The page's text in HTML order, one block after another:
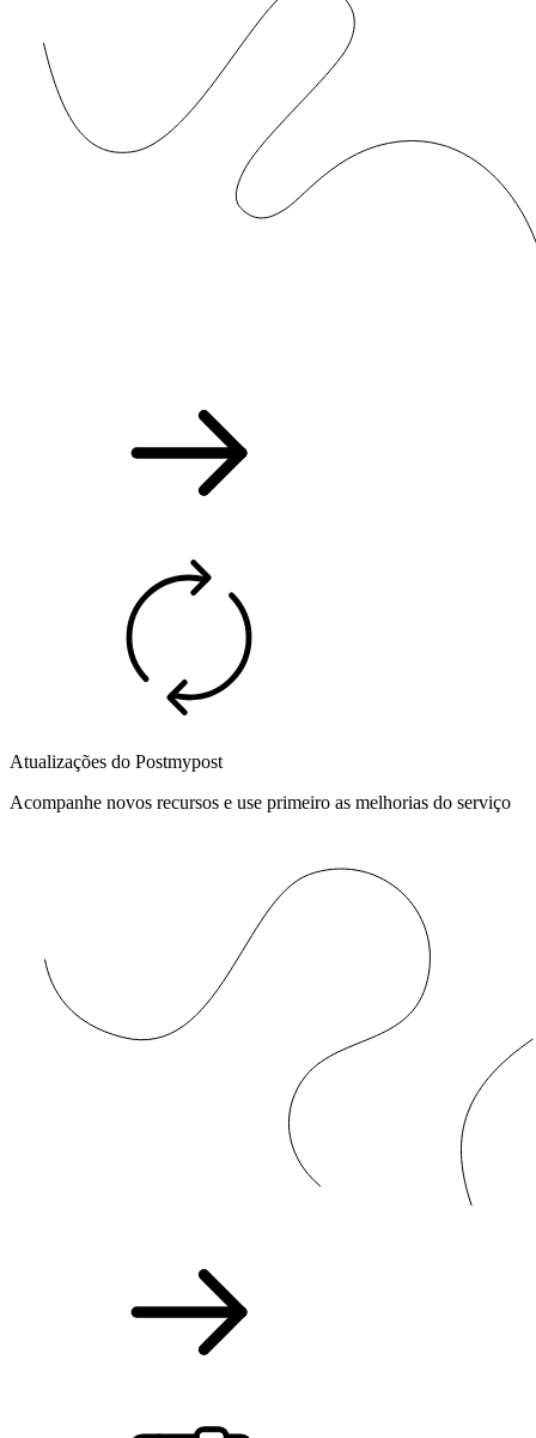
Atualizações do Postmypost
Acompanhe novos recursos e use primeiro as melhorias do serviço